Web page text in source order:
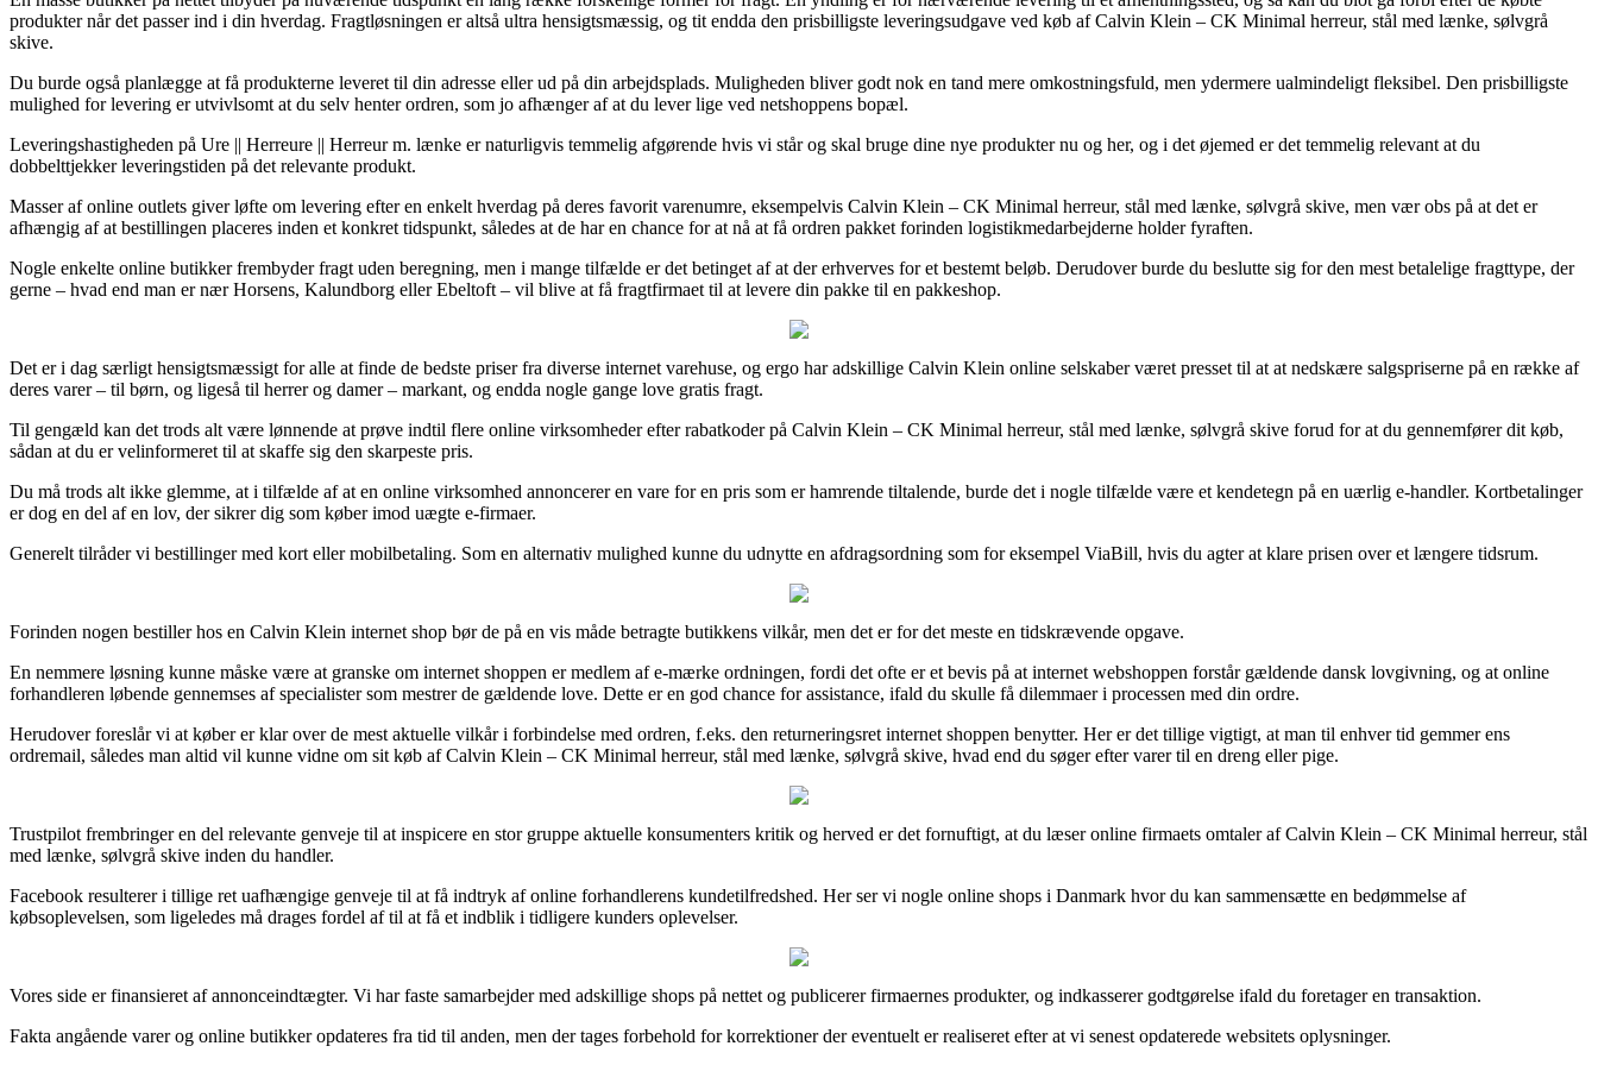
produkter når det passer ind i din hverdag. Fragtløsningen er altså ultra hensigtsmæssig, og tit endda den prisbilligste leveringsudgave ved køb af Calvin Klein – CK Minimal herreur, stål med lænke, sølvgrå
skive.
Du burde også planlægge at få produkterne leveret til din adresse eller ud på din arbejdsplads. Muligheden bliver godt nok en tand mere omkostningsfuld, men ydermere ualmindeligt fleksibel. Den prisbilligste
mulighed for levering er utvivlsomt at du selv henter ordren, som jo afhænger af at du lever lige ved netshoppens bopæl.
Leveringshastigheden på Ure || Herreure || Herreur m. lænke er naturligvis temmelig afgørende hvis vi står og skal bruge dine nye produkter nu og her, og i det øjemed er det temmelig relevant at du
dobbelttjekker leveringstiden på det relevante produkt.
Masser af online outlets giver løfte om levering efter en enkelt hverdag på deres favorit varenumre, eksempelvis Calvin Klein – CK Minimal herreur, stål med lænke, sølvgrå skive, men vær obs på at det er
afhængig af at bestillingen placeres inden et konkret tidspunkt, således at de har en chance for at nå at få ordren pakket forinden logistikmedarbejderne holder fyraften.
Nogle enkelte online butikker frembyder fragt uden beregning, men i mange tilfælde er det betinget af at der erhverves for et bestemt beløb. Derudover burde du beslutte sig for den mest betalelige fragttype, der
gerne – hvad end man er nær Horsens, Kalundborg eller Ebeltoft – vil blive at få fragtfirmaet til at levere din pakke til en pakkeshop.
Det er i dag særligt hensigtsmæssigt for alle at finde de bedste priser fra diverse internet varehuse, og ergo har adskillige Calvin Klein online selskaber været presset til at at nedskære salgspriserne på en række af
deres varer – til børn, og ligeså til herrer og damer – markant, og endda nogle gange love gratis fragt.
Til gengæld kan det trods alt være lønnende at prøve indtil flere online virksomheder efter rabatkoder på Calvin Klein – CK Minimal herreur, stål med lænke, sølvgrå skive forud for at du gennemfører dit køb,
sådan at du er velinformeret til at skaffe sig den skarpeste pris.
Du må trods alt ikke glemme, at i tilfælde af at en online virksomhed annoncerer en vare for en pris som er hamrende tiltalende, burde det i nogle tilfælde være et kendetegn på en uærlig e-handler. Kortbetalinger
er dog en del af en lov, der sikrer dig som køber imod uægte e-firmaer.
Generelt tilråder vi bestillinger med kort eller mobilbetaling. Som en alternativ mulighed kunne du udnytte en afdragsordning som for eksempel ViaBill, hvis du agter at klare prisen over et længere tidsrum.
Forinden nogen bestiller hos en Calvin Klein internet shop bør de på en vis måde betragte butikkens vilkår, men det er for det meste en tidskrævende opgave.
En nemmere løsning kunne måske være at granske om internet shoppen er medlem af e-mærke ordningen, fordi det ofte er et bevis på at internet webshoppen forstår gældende dansk lovgivning, og at online
forhandleren løbende gennemses af specialister som mestrer de gældende love. Dette er en god chance for assistance, ifald du skulle få dilemmaer i processen med din ordre.
Herudover foreslår vi at køber er klar over de mest aktuelle vilkår i forbindelse med ordren, f.eks. den returneringsret internet shoppen benytter. Her er det tillige vigtigt, at man til enhver tid gemmer ens
ordremail, således man altid vil kunne vidne om sit køb af Calvin Klein – CK Minimal herreur, stål med lænke, sølvgrå skive, hvad end du søger efter varer til en dreng eller pige.
Trustpilot frembringer en del relevante genveje til at inspicere en stor gruppe aktuelle konsumenters kritik og herved er det fornuftigt, at du læser online firmaets omtaler af Calvin Klein – CK Minimal herreur, stål
med lænke, sølvgrå skive inden du handler.
Facebook resulterer i tillige ret uafhængige genveje til at få indtryk af online forhandlerens kundetilfredshed. Her ser vi nogle online shops i Danmark hvor du kan sammensætte en bedømmelse af
købsoplevelsen, som ligeledes må drages fordel af til at få et indblik i tidligere kunders oplevelser.
Vores side er finansieret af annonceindtægter. Vi har faste samarbejder med adskillige shops på nettet og publicerer firmaernes produkter, og indkasserer godtgørelse ifald du foretager en transaktion.
Fakta angående varer og online butikker opdateres fra tid til anden, men der tages forbehold for korrektioner der eventuelt er realiseret efter at vi senest opdaterede websitets oplysninger.